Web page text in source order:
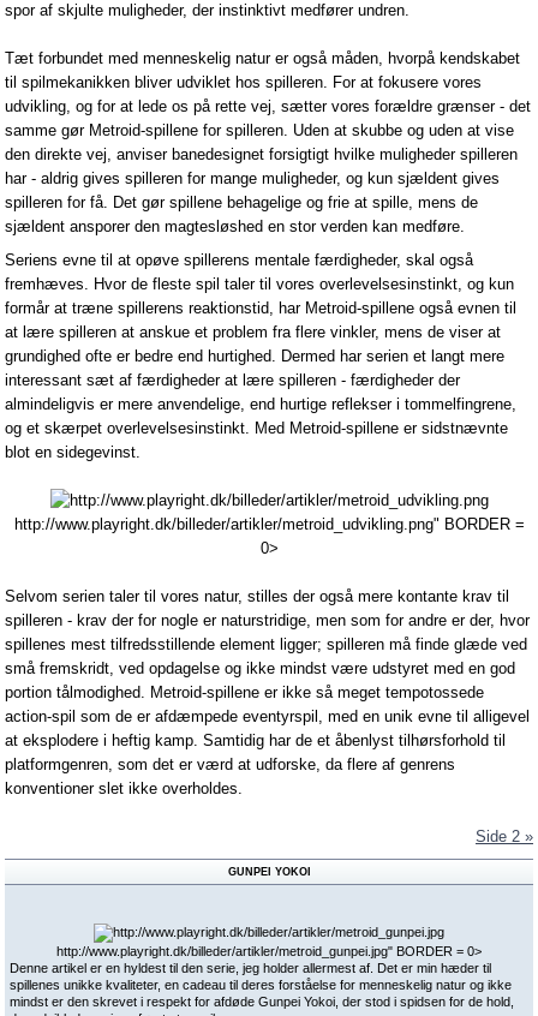
spor af skjulte muligheder, der instinktivt medfører undren.
Tæt forbundet med menneskelig natur er også måden, hvorpå kendskabet
til spilmekanikken bliver udviklet hos spilleren. For at fokusere vores
udvikling, og for at lede os på rette vej, sætter vores forældre grænser - det
samme gør Metroid-spillene for spilleren. Uden at skubbe og uden at vise
den direkte vej, anviser banedesignet forsigtigt hvilke muligheder spilleren
har - aldrig gives spilleren for mange muligheder, og kun sjældent gives
spilleren for få. Det gør spillene behagelige og frie at spille, mens de
sjældent ansporer den magtesløshed en stor verden kan medføre.
Seriens evne til at opøve spillerens mentale færdigheder, skal også
fremhæves. Hvor de fleste spil taler til vores overlevelsesinstinkt, og kun
formår at træne spillerens reaktionstid, har Metroid-spillene også evnen til
at lære spilleren at anskue et problem fra flere vinkler, mens de viser at
grundighed ofte er bedre end hurtighed. Dermed har serien et langt mere
interessant sæt af færdigheder at lære spilleren - færdigheder der
almindeligvis er mere anvendelige, end hurtige reflekser i tommelfingrene,
og et skærpet overlevelsesinstinkt. Med Metroid-spillene er sidstnævnte
blot en sidegevinst.
http://www.playright.dk/billeder/artikler/metroid_udvikling.png" BORDER =
0>
Selvom serien taler til vores natur, stilles der også mere kontante krav til
spilleren - krav der for nogle er naturstridige, men som for andre er der, hvor
spillenes mest tilfredsstillende element ligger; spilleren må finde glæde ved
små fremskridt, ved opdagelse og ikke mindst være udstyret med en god
portion tålmodighed. Metroid-spillene er ikke så meget tempotossede
action-spil som de er afdæmpede eventyrspil, med en unik evne til alligevel
at eksplodere i heftig kamp. Samtidig har de et åbenlyst tilhørsforhold til
platformgenren, som det er værd at udforske, da flere af genrens
konventioner slet ikke overholdes.
Side 2 »
GUNPEI YOKOI
http://www.playright.dk/billeder/artikler/metroid_gunpei.jpg" BORDER = 0>
Denne artikel er en hyldest til den serie, jeg holder allermest af. Det er min hæder til
spillenes unikke kvaliteter, en cadeau til deres forståelse for menneskelig natur og ikke
mindst er den skrevet i respekt for afdøde Gunpei Yokoi, der stod i spidsen for de hold,